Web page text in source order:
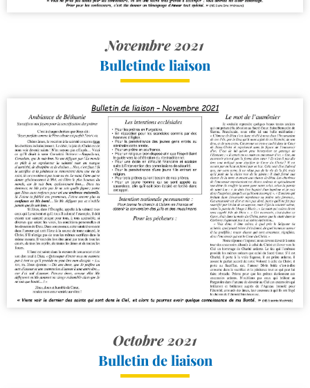
Novembre 2021
Bulletinde liaison
Octobre 2021
Bulletin de liaison